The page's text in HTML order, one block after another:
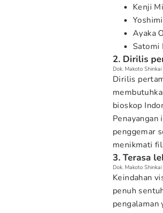
Kenji
Ayaka
Satomi
2. Dirilis
Dok. Makoto Shinkai
Dirilis
bioskop
penggemar
menikmati
3. Terasa
Dok. Makoto Shinkai
Keindahan
penuh
pengalaman